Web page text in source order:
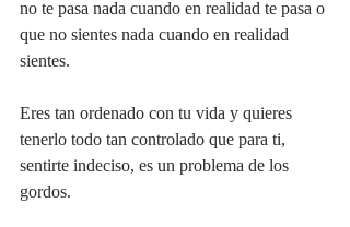
no te pasa nada cuando en realidad te pasa o
que no sientes nada cuando en realidad
sientes.
Eres tan ordenado con tu vida y quieres
tenerlo todo tan controlado que para ti,
sentirte indeciso, es un problema de los
gordos.